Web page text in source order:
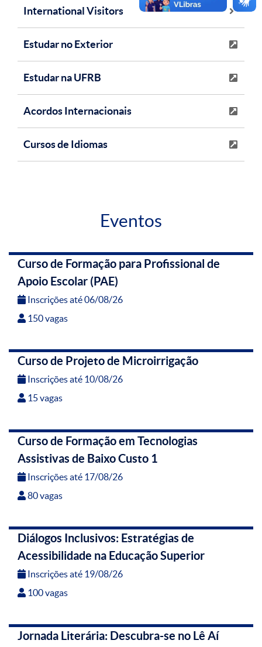
International Visitors
Estudar no Exterior
Estudar na UFRB
Acordos Internacionais
Cursos de Idiomas
Eventos
Curso de Formação para Profissional de
Apoio Escolar (PAE)
Inscrições até 06/08/26
150 vagas
Curso de Projeto de Microirrigação
Inscrições até 10/08/26
15 vagas
Curso de Formação em Tecnologias
Assistivas de Baixo Custo 1
Inscrições até 17/08/26
80 vagas
Diálogos Inclusivos: Estratégias de
Acessibilidade na Educação Superior
Inscrições até 19/08/26
100 vagas
Jornada Literária: Descubra-se no Lê Aí